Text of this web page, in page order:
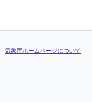
気象庁ホームページについて